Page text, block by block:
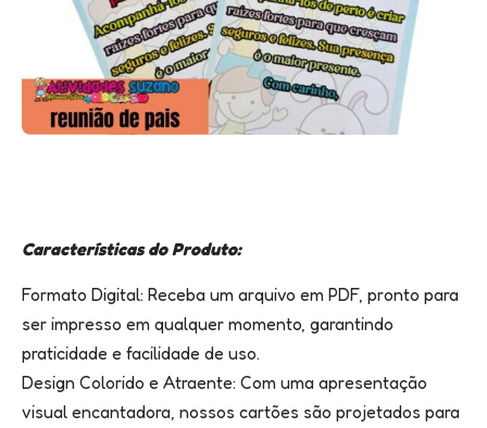
Características do Produto:
Formato Digital: Receba um arquivo em PDF, pronto para
ser impresso em qualquer momento, garantindo
praticidade e facilidade de uso.
Design Colorido e Atraente: Com uma apresentação
visual encantadora, nossos cartões são projetados para